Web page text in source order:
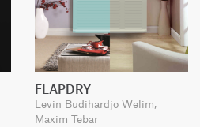
FLAPDRY
Levin Budihardjo Welim,
Maxim Tebar